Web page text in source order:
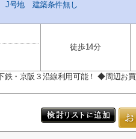
J号地 建築条件無し
徒歩14分
・京阪３沿線利用可能！ ◆周辺お